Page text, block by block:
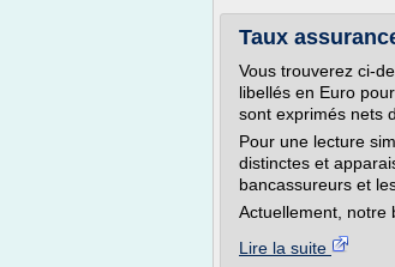
Taux
Vous trouverez ci-
libellés en Euro
sont exprimés nets
Pour une lecture
distinctes et
bancassureurs et
Actuellement, notre
Lire la suite